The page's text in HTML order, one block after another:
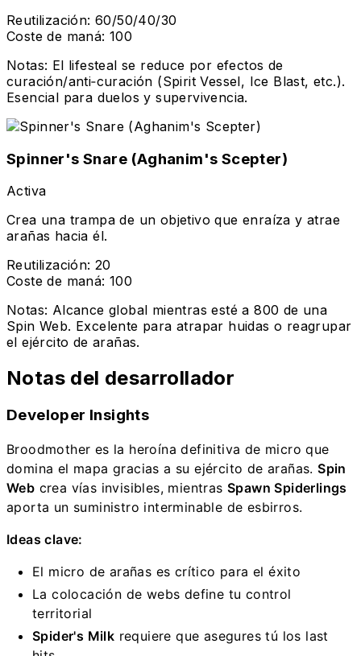
Reutilización:60/50/40/30
Coste de maná:100
Notas: El lifesteal se reduce por efectos de
curación/anti‑curación (Spirit Vessel, Ice Blast, etc.).
Esencial para duelos y supervivencia.
Spinner's Snare (Aghanim's Scepter)
Activa
Crea una trampa de un objetivo que enraíza y atrae
arañas hacia él.
Reutilización:20
Coste de maná:100
Notas: Alcance global mientras esté a 800 de una
Spin Web. Excelente para atrapar huidas o reagrupar
el ejército de arañas.
Notas del desarrollador
Developer Insights
Broodmother es la heroína definitiva de micro que
domina el mapa gracias a su ejército de arañas.Spin
Web crea vías invisibles, mientrasSpawn Spiderlings
aporta un suministro interminable de esbirros.
Ideas clave:
El micro de arañas es crítico para el éxito
La colocación de webs define tu control
territorial
Spider's Milk requiere que asegures tú los last